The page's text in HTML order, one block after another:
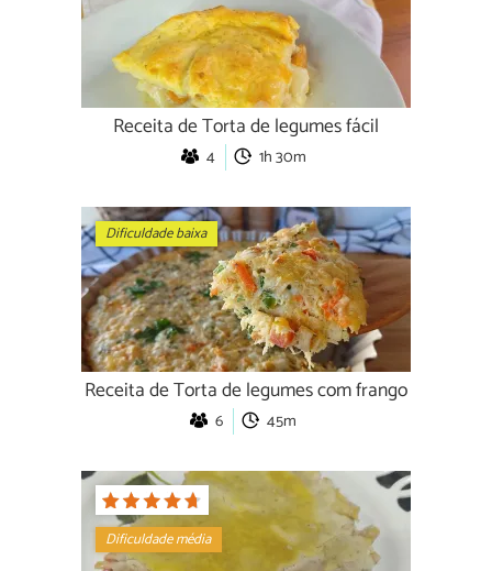
Receita de Torta de legumes fácil
4 1h 30m
Dificuldade baixa
Receita de Torta de legumes com frango
6 45m
Dificuldade média